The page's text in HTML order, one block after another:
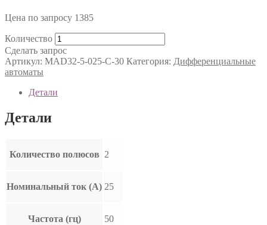
Цена по запросу 1385
Количество
Сделать запрос
Артикул: MAD32-5-025-C-30 Категория: Дифференциальные
автоматы
Детали
Детали
Количество полюсов 2
Номинальный ток (А) 25
Частота (гц) 50